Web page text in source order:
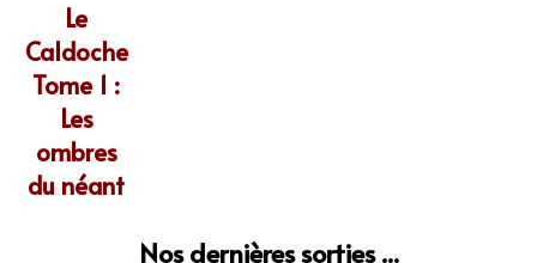
Le
Caldoche
Tome 1 :
Les
ombres
du néant
Nos dernières sorties ...